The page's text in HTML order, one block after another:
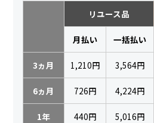
リユース品
月払い 一括払い
3ヵ月 1,210円 3,564円
6ヵ月 726円 4,224円
1年 440円 5,016円